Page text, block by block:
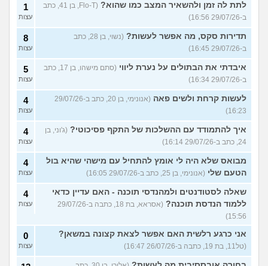
לתת לה זמן ולהשאיר המצב כמו שהוא?
(Flo-T, בן 41, כתב
ב-29/07/26 16:56)
1
עצות
תדירות סקס, מה אפשר לעשות?
(נשוי, בן 28, כתב
ב-29/07/26 16:45)
8
עצות
איבדתי את הבתולים על נערת ליווי
(סתם מישהו, בן 17, כתב
ב-29/07/26 16:34)
5
עצות
לעשות קרחת ולשים פאה
(אנונימי, בן 20, כתב ב-29/07/26
16:23)
4
עצות
איך להתמודד עם ההשלכות של התקף פסיכוטי? (ג'וני, בן
24, כתב ב-29/07/26 16:14)
4
עצות
מבואס שלא היה לי אומץ להתחיל עם מישהי שהיא בול
הטעם שלי (אנונימי, בן 25, כתב ב-29/07/26 16:05)
4
עצות
שאלה לסטודנטים ולמהנדסי תוכנה - האם עדיין כדאי
ללמוד הנדסת תוכנה?
(אסראא, בת 18, כתבה ב-29/07/26
15:56)
4
עצות
אני כרגע רלשית האם אפשר לצאת קצונה במשאן?
(טל11, בת 19, כתבה ב-26/07/26 16:47)
0
עצות